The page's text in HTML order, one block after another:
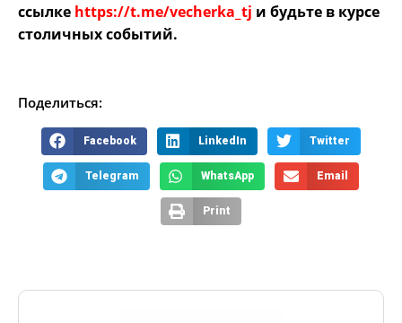
ссылке https://t.me/vecherka_tj и будьте в курсе
столичных событий.
Поделиться:
Facebook LinkedIn Twitter
Telegram WhatsApp Email
Print